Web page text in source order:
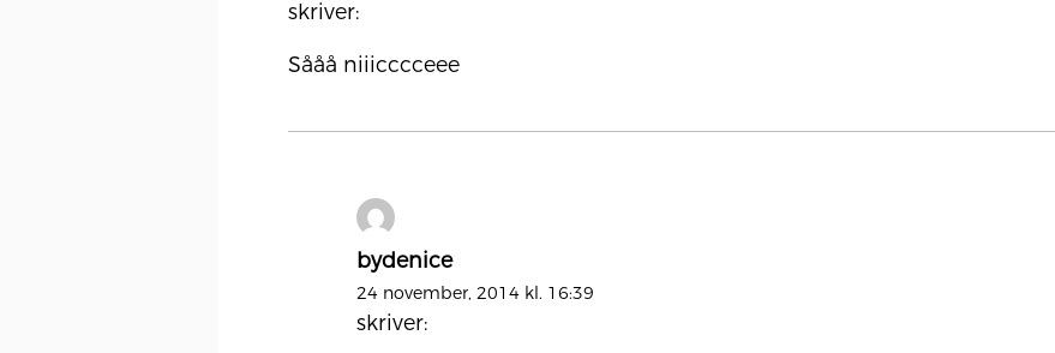
skriver:
Sååå niiicccceee
bydenice
24 november, 2014 kl. 16:39
skriver: